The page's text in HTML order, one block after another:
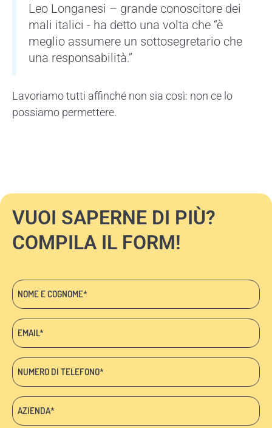
Leo Longanesi – grande conoscitore dei
mali italici - ha detto una volta che “è
meglio assumere un sottosegretario che
una responsabilità.”
Lavoriamo tutti affinché non sia così: non ce lo
possiamo permettere.
VUOI SAPERNE DI PIÙ?
COMPILA IL FORM!
Nome
e
cognome
Email:
*
Telefono
*
Azienda:
*